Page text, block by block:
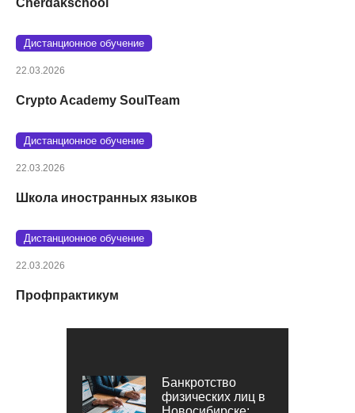
Дистанционное обучение
22.03.2026
Crypto Academy SoulTeam
Дистанционное обучение
22.03.2026
Школа иностранных языков
Дистанционное обучение
22.03.2026
Профпрактикум
Банкротство
физических лиц в